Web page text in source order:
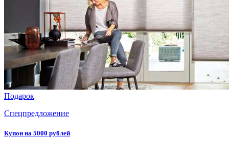
Подарок
Спецпредложение
Купон на 5000 рублей